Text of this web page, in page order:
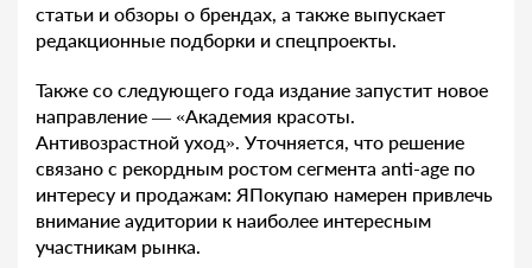
статьи и обзоры о брендах, а также выпускает
редакционные подборки и спецпроекты.
Также со следующего года издание запустит новое
направление — «Академия красоты.
Антивозрастной уход». Уточняется, что решение
связано с рекордным ростом сегмента anti-age по
интересу и продажам: ЯПокупаю намерен привлечь
внимание аудитории к наиболее интересным
участникам рынка.